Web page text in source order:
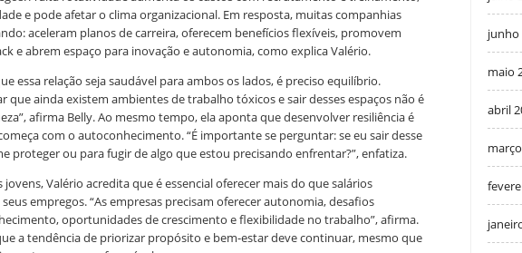
e pode afetar o clima organizacional. Em resposta, muitas companhias
aceleram planos de carreira, oferecem benefícios flexíveis, promovem
e abrem espaço para inovação e autonomia, como explica Valério.
essa relação seja saudável para ambos os lados, é preciso equilíbrio.
que ainda existem ambientes de trabalho tóxicos e sair desses espaços não é
afirma Belly. Ao mesmo tempo, ela aponta que desenvolver resiliência é
com o autoconhecimento. “É importante se perguntar: se eu sair desse
proteger ou para fugir de algo que estou precisando enfrentar?”, enfatiza.
Valério acredita que é essencial oferecer mais do que salários
empregos. “As empresas precisam oferecer autonomia, desafios
oportunidades de crescimento e flexibilidade no trabalho”, afirma.
a tendência de priorizar propósito e bem-estar deve continuar, mesmo que
junho
maio
abril